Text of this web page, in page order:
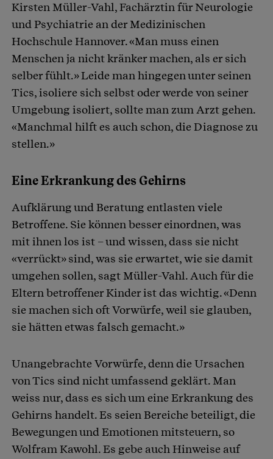
Kirsten Müller-Vahl, Fachärztin für Neurologie
und Psychiatrie an der Medizinischen
Hochschule Hannover. «Man muss einen
Menschen ja nicht kränker machen, als er sich
selber fühlt.» Leide man hingegen unter seinen
Tics, isoliere sich selbst oder werde von seiner
Umgebung isoliert, sollte man zum Arzt gehen.
«Manchmal hilft es auch schon, die Diagnose zu
stellen.»
Eine Erkrankung des Gehirns
Aufklärung und Beratung entlasten viele
Betroffene. Sie können besser einordnen, was
mit ihnen los ist – und wissen, dass sie nicht
«verrückt» sind, was sie erwartet, wie sie damit
umgehen sollen, sagt Müller-Vahl. Auch für die
Eltern betroffener Kinder ist das wichtig. «Denn
sie machen sich oft Vorwürfe, weil sie glauben,
sie hätten etwas falsch gemacht.»
Unangebrachte Vorwürfe, denn die Ursachen
von Tics sind nicht umfassend geklärt. Man
weiss nur, dass es sich um eine Erkrankung des
Gehirns handelt. Es seien Bereiche beteiligt, die
Bewegungen und Emotionen mitsteuern, so
Wolfram Kawohl. Es gebe auch Hinweise auf